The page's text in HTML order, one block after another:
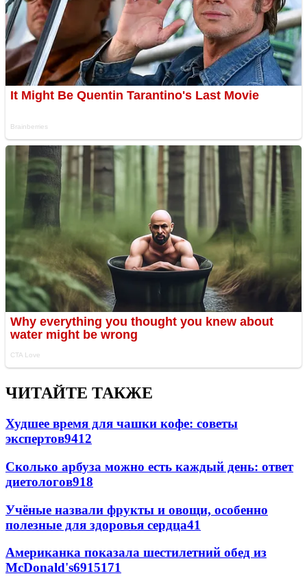
ЧИТАЙТЕ ТАКЖЕ
Худшее время для чашки кофе: советы
экспертов9412
Сколько арбуза можно есть каждый день: ответ
диетологов918
Учёные назвали фрукты и овощи, особенно
полезные для здоровья сердца41
Американка показала шестилетний обед из
McDonald's6915171